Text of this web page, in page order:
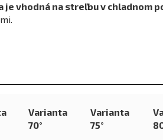
je vhodná na streľbu v chladnom
Varianta
70°
Varianta
75°